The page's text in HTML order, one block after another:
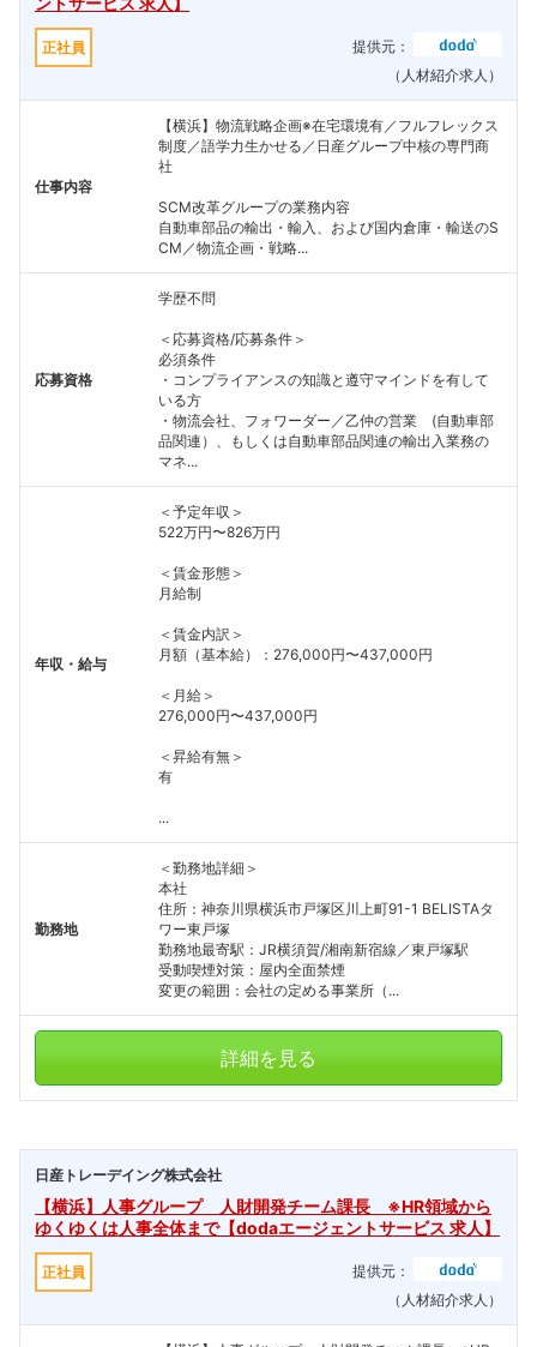
正社員
提供元：
（人材紹介求人）
仕事内容
【横浜】物流戦略企画※在宅環境有／フルフレックス
制度／語学力生かせる／日産グループ中核の専門商
社
SCM改革グループの業務内容
自動車部品の輸出・輸入、および国内倉庫・輸送のS
CM／物流企画・戦略...
応募資格
学歴不問
＜応募資格/応募条件＞
必須条件
・コンプライアンスの知識と遵守マインドを有して
いる方
・物流会社、フォワーダー／乙仲の営業 (自動車部
品関連）、もしくは自動車部品関連の輸出入業務の
マネ...
年収・給与
＜予定年収＞
522万円〜826万円
＜賃金形態＞
月給制
＜賃金内訳＞
月額（基本給）：276,000円〜437,000円
＜月給＞
276,000円〜437,000円
＜昇給有無＞
有
...
勤務地
＜勤務地詳細＞
本社
住所：神奈川県横浜市戸塚区川上町91-1 BELISTAタ
ワー東戸塚
勤務地最寄駅：JR横須賀/湘南新宿線／東戸塚駅
受動喫煙対策：屋内全面禁煙
変更の範囲：会社の定める事業所（...
詳細を見る
日産トレーデイング株式会社
【横浜】人事グループ 人財開発チーム課長 ※HR領域から
ゆくゆくは人事全体まで【dodaエージェントサービス 求人】
正社員
提供元：
（人材紹介求人）